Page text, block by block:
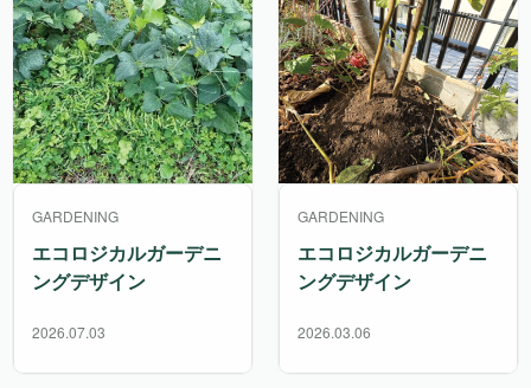
GARDENING
エコロジカルガーデニ
ングデザイン
2026.07.03
GARDENING
エコロジカルガーデニ
ングデザイン
2026.03.06